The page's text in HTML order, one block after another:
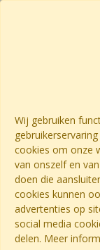
Wij gebruiken
cookies om onze
van onszelf en
doen die
cookies kunnen
advertenties op
social media
delen. Meer